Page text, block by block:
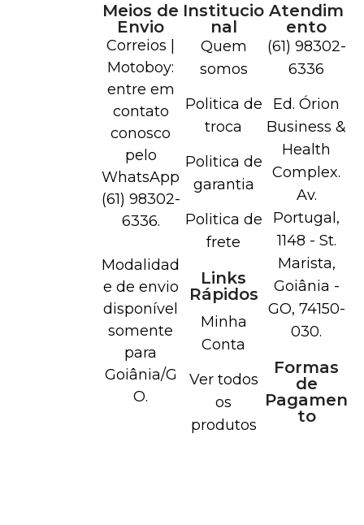
Meios de
Envio
Correios |
Motoboy:
entre em
contato
conosco
pelo
WhatsApp
(61) 98302-
6336.
Modalidad
e de envio
disponível
somente
para
Goiânia/G
O.
Institucio
nal
Quem
somos
Politica de
troca
Politica de
garantia
Politica de
frete
Links
Rápidos
Minha
Conta
Ver todos
os
produtos
Atendim
ento
(61) 98302-
6336
Ed. Órion
Business &
Health
Complex.
Av.
Portugal,
1148 - St.
Marista,
Goiânia -
GO, 74150-
030.
Formas
de
Pagamen
to